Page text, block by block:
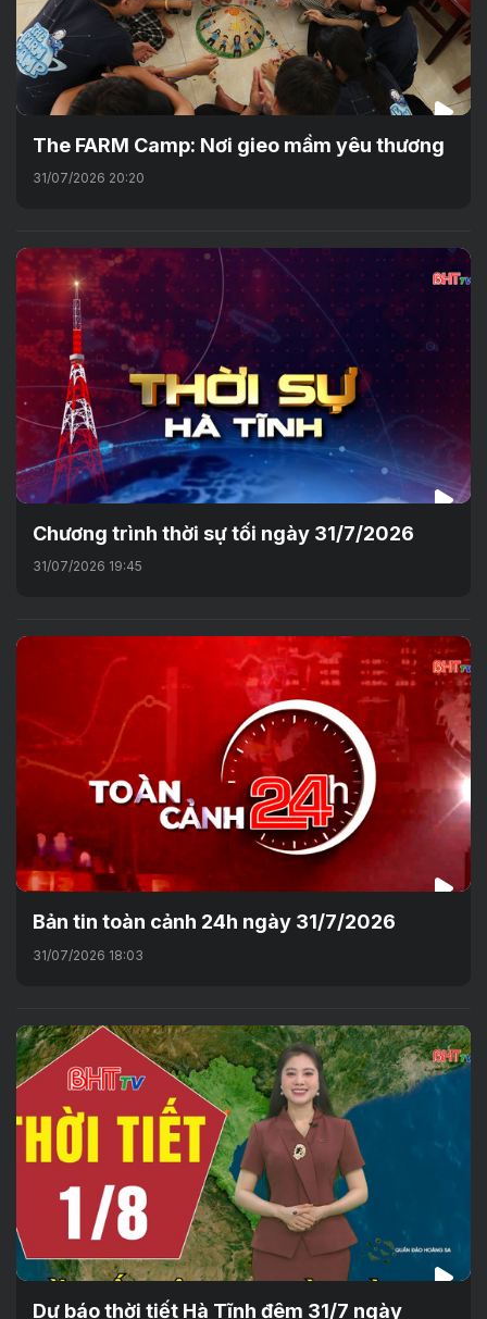
The FARM Camp: Nơi gieo mầm yêu thương
31/07/2026 20:20
Chương trình thời sự tối ngày 31/7/2026
31/07/2026 19:45
Bản tin toàn cảnh 24h ngày 31/7/2026
31/07/2026 18:03
Dự báo thời tiết Hà Tĩnh đêm 31/7 ngày